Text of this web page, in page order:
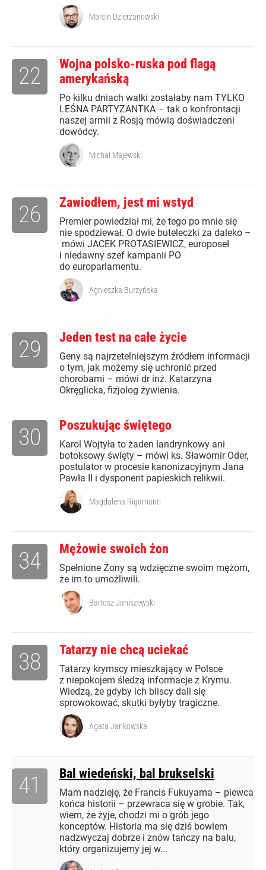
Marcin Dzierżanowski
Wojna polsko-ruska pod flagą
amerykańską
Po kilku dniach walki zostałaby nam TYLKO
LEŚNA PARTYZANTKA – tak o konfrontacji
naszej armii z Rosją mówią doświadczeni
dowódcy.
22
Michał Majewski
Zawiodłem, jest mi wstyd
Premier powiedział mi, że tego po mnie się
nie spodziewał. O dwie buteleczki za daleko –
mówi JACEK PROTASIEWICZ, europoseł
i niedawny szef kampanii PO
do europarlamentu.
26
Agnieszka Burzyńska
Jeden test na całe życie
Geny są najrzetelniejszym źródłem informacji
o tym, jak możemy się uchronić przed
chorobami – mówi dr inż. Katarzyna
Okręglicka, fizjolog żywienia.
29
Poszukując świętego
Karol Wojtyła to żaden landrynkowy ani
botoksowy święty – mówi ks. Sławomir Oder,
postulator w procesie kanonizacyjnym Jana
Pawła II i dysponent papieskich relikwii.
30
Magdalena Rigamonti
Mężowie swoich żon
Spełnione Żony są wdzięczne swoim mężom,
że im to umożliwili.
34
Bartosz Janiszewski
Tatarzy nie chcą uciekać
Tatarzy krymscy mieszkający w Polsce
z niepokojem śledzą informacje z Krymu.
Wiedzą, że gdyby ich bliscy dali się
sprowokować, skutki byłyby tragiczne.
38
Agata Jankowska
Bal wiedeński, bal brukselski
Mam nadzieję, że Francis Fukuyama – piewca
końca historii – przewraca się w grobie. Tak,
wiem, że żyje, chodzi mi o grób jego
konceptów. Historia ma się dziś bowiem
nadzwyczaj dobrze i znów tańczy na balu,
który organizujemy jej w...
41